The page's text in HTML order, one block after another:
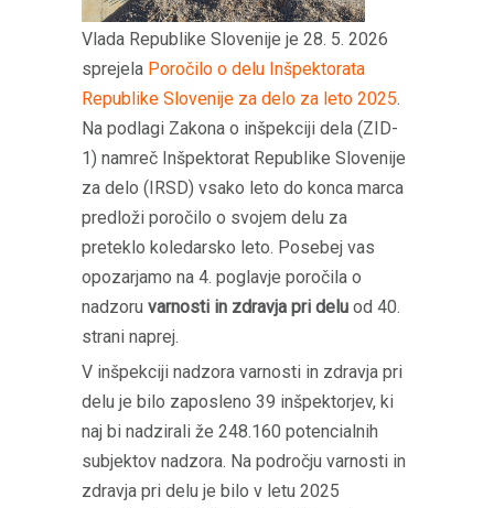
Vlada Republike Slovenije je 28. 5. 2026
sprejela Poročilo o delu Inšpektorata
Republike Slovenije za delo za leto 2025.
Na podlagi Zakona o inšpekciji dela (ZID-
1) namreč Inšpektorat Republike Slovenije
za delo (IRSD) vsako leto do konca marca
predloži poročilo o svojem delu za
preteklo koledarsko leto. Posebej vas
opozarjamo na 4. poglavje poročila o
nadzoru varnosti in zdravja pri delu od 40.
strani naprej.
V inšpekciji nadzora varnosti in zdravja pri
delu je bilo zaposleno 39 inšpektorjev, ki
naj bi nadzirali že 248.160 potencialnih
subjektov nadzora. Na področju varnosti in
zdravja pri delu je bilo v letu 2025